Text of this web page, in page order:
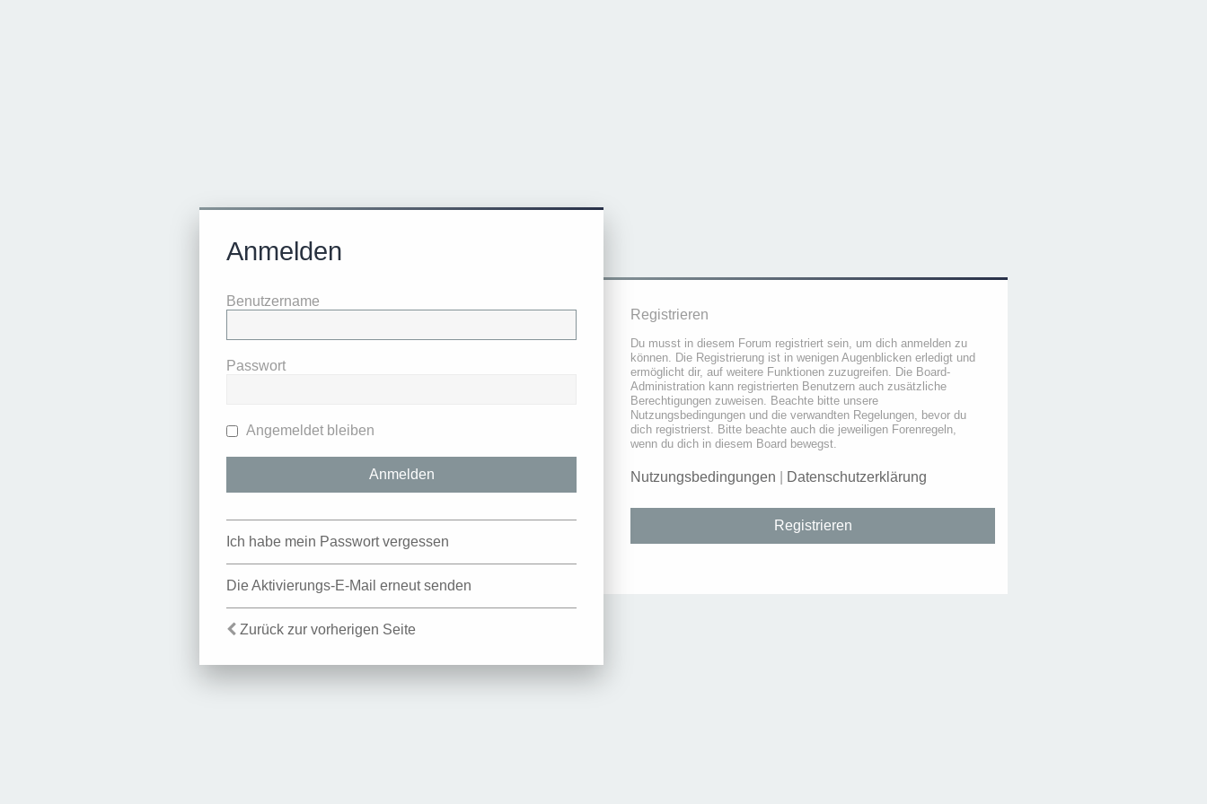
Anmelden
Benutzername
Passwort
Angemeldet bleiben
Ich habe mein Passwort vergessen
Die Aktivierungs-E-Mail erneut senden
Zurück zur vorherigen Seite
Registrieren
Du musst in diesem Forum registriert sein, um dich anmelden zu
können. Die Registrierung ist in wenigen Augenblicken erledigt und
ermöglicht dir, auf weitere Funktionen zuzugreifen. Die Board-
Administration kann registrierten Benutzern auch zusätzliche
Berechtigungen zuweisen. Beachte bitte unsere
Nutzungsbedingungen und die verwandten Regelungen, bevor du
dich registrierst. Bitte beachte auch die jeweiligen Forenregeln,
wenn du dich in diesem Board bewegst.
Nutzungsbedingungen Datenschutzerklärung
Registrieren